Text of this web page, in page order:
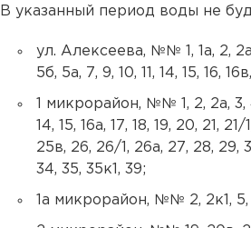
В указанный период воды не
ул. Алексеева, №№ 1, 1а, 2,
5б, 5а, 7, 9, 10, 11, 14, 15, 16,
1 микрорайон, №№ 1, 2, 2а, 3,
14, 15, 16а, 17, 18, 19, 20, 21,
25в, 26, 26/1, 26а, 27, 28, 29,
34, 35, 35к1, 39;
1а микрорайон, №№ 2, 2к1, 5,